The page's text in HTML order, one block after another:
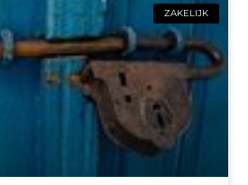
ZAKELIJK